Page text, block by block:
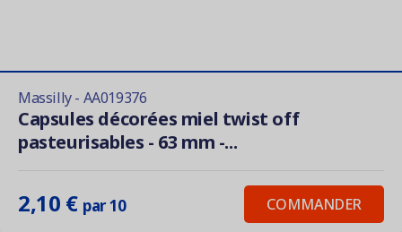
Massilly - AA019376
Capsules décorées miel twist off
pasteurisables - 63 mm -...
2,10 € par 10 COMMANDER